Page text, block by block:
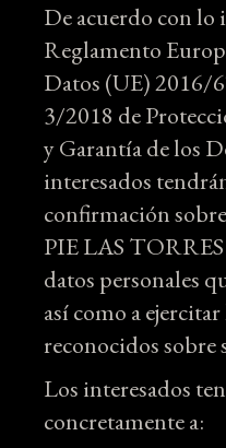
De acuerdo con lo
Reglamento
Datos (UE) 2016/
3/2018 de
y Garantía de los
interesados
confirmación
PIE LAS
datos personales
así como a
reconocidos sobre
Los interesados
concretamente a: